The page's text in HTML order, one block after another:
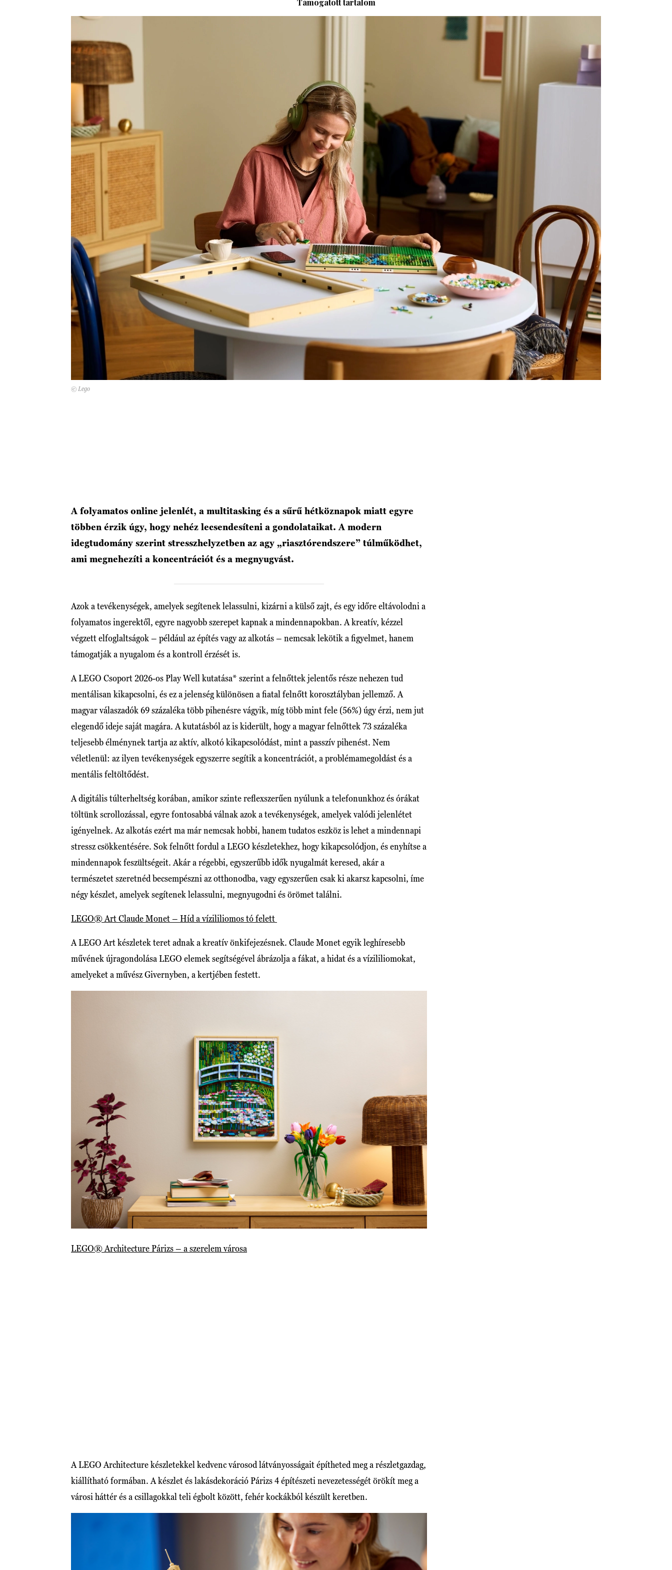
© Lego
A folyamatos online jelenlét, a multitasking és a sűrű hétköznapok miatt egyre
többen érzik úgy, hogy nehéz lecsendesíteni a gondolataikat. A modern
idegtudomány szerint stresszhelyzetben az agy „riasztórendszere” túlműködhet,
ami megnehezíti a koncentrációt és a megnyugvást.
Azok a tevékenységek, amelyek segítenek lelassulni, kizárni a külső zajt, és egy időre eltávolodni a
folyamatos ingerektől, egyre nagyobb szerepet kapnak a mindennapokban. A kreatív, kézzel
végzett elfoglaltságok – például az építés vagy az alkotás – nemcsak lekötik a figyelmet, hanem
támogatják a nyugalom és a kontroll érzését is.
A LEGO Csoport 2026-os Play Well kutatása* szerint a felnőttek jelentős része nehezen tud
mentálisan kikapcsolni, és ez a jelenség különösen a fiatal felnőtt korosztályban jellemző. A
magyar válaszadók 69 százaléka több pihenésre vágyik, míg több mint fele (56%) úgy érzi, nem jut
elegendő ideje saját magára. A kutatásból az is kiderült, hogy a magyar felnőttek 73 százaléka
teljesebb élménynek tartja az aktív, alkotó kikapcsolódást, mint a passzív pihenést. Nem
véletlenül: az ilyen tevékenységek egyszerre segítik a koncentrációt, a problémamegoldást és a
mentális feltöltődést.
A digitális túlterheltség korában, amikor szinte reflexszerűen nyúlunk a telefonunkhoz és órákat
töltünk scrollozással, egyre fontosabbá válnak azok a tevékenységek, amelyek valódi jelenlétet
igényelnek. Az alkotás ezért ma már nemcsak hobbi, hanem tudatos eszköz is lehet a mindennapi
stressz csökkentésére. Sok felnőtt fordul a LEGO készletekhez, hogy kikapcsolódjon, és enyhítse a
mindennapok feszültségeit. Akár a régebbi, egyszerűbb idők nyugalmát keresed, akár a
természetet szeretnéd becsempészni az otthonodba, vagy egyszerűen csak ki akarsz kapcsolni, íme
négy készlet, amelyek segítenek lelassulni, megnyugodni és örömet találni.
LEGO® Art Claude Monet – Híd a vízililiomos tó felett
A LEGO Art készletek teret adnak a kreatív önkifejezésnek. Claude Monet egyik leghíresebb
művének újragondolása LEGO elemek segítségével ábrázolja a fákat, a hidat és a vízililiomokat,
amelyeket a művész Givernyben, a kertjében festett.
LEGO® Architecture Párizs – a szerelem városa
A LEGO Architecture készletekkel kedvenc városod látványosságait építheted meg a részletgazdag,
kiállítható formában. A készlet és lakásdekoráció Párizs 4 építészeti nevezetességét örökít meg a
városi háttér és a csillagokkal teli égbolt között, fehér kockákból készült keretben.